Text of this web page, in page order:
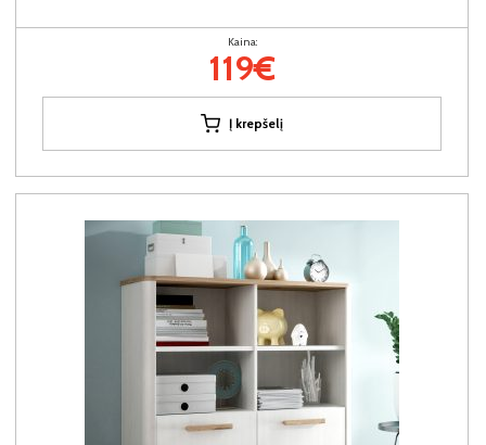
Kaina:
119€
Į krepšelį